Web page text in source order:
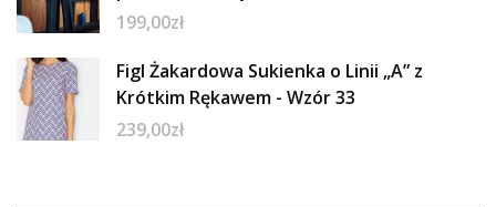
199,00zł
Figl Żakardowa Sukienka o Linii „A” z
Krótkim Rękawem - Wzór 33
239,00zł